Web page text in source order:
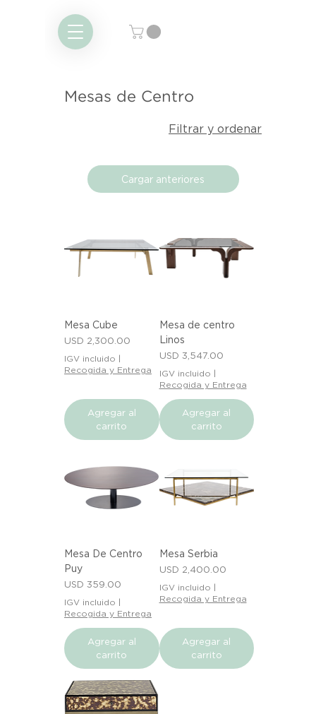
Mesas de Centro
Filtrar y ordenar
Cargar anteriores
Mesa Cube
Precio
USD 2,300.00
IGV incluido |
Recogida y Entrega
Agregar al
carrito
Mesa de centro
Linos
Precio
USD 3,547.00
IGV incluido |
Recogida y Entrega
Agregar al
carrito
Mesa De Centro
Puy
Precio
USD 359.00
IGV incluido
Recogida y Entrega
Agregar al
carrito
Mesa Serbia
Precio
USD 2,400.00
IGV incluido
Recogida y Entrega
Agregar al
carrito